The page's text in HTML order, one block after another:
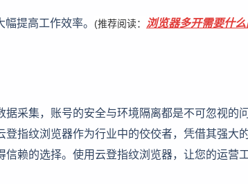
提高工作效率。 (推荐阅读： 浏览器多开需要什
采集，账号的安全与环境隔离都是不可忽视的
指纹浏览器作为行业中的佼佼者，凭借其强大
赖的选择。使用云登指纹浏览器，让您的运营